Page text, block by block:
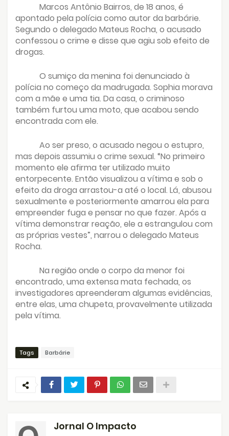
Marcos Antônio Bairros, de 18 anos, é
apontado pela polícia como autor da barbárie.
Segundo o delegado Mateus Rocha, o acusado
confessou o crime e disse que agiu sob efeito de
drogas.
O sumiço da menina foi denunciado à
polícia no começo da madrugada. Sophia morava
com a mãe e uma tia. Da casa, o criminoso
também furtou uma moto, que acabou sendo
encontrada com ele.
Ao ser preso, o acusado negou o estupro,
mas depois assumiu o crime sexual. “No primeiro
momento ele afirma ter utilizado muito
entorpecente. Então visualizou a vítima e sob o
efeito da droga arrastou-a até o local. Lá, abusou
sexualmente e posteriormente amarrou ela para
empreender fuga e pensar no que fazer. Após a
vítima demonstrar reação, ele a estrangulou com
as próprias vestes”, narrou o delegado Mateus
Rocha.
Na região onde o corpo da menor foi
encontrado, uma extensa mata fechada, os
investigadores apreenderam algumas evidências,
entre elas, uma chupeta, provavelmente utilizada
pela vítima.
Tags Barbárie
Jornal O Impacto